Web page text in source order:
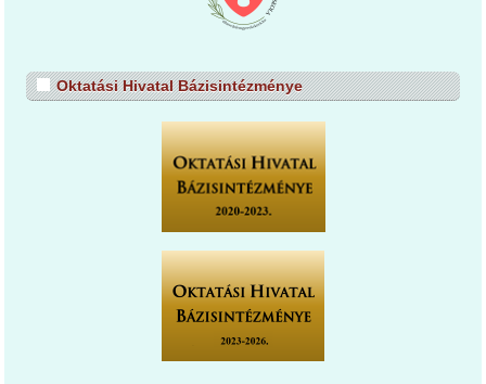
Oktatási Hivatal Bázisintézménye